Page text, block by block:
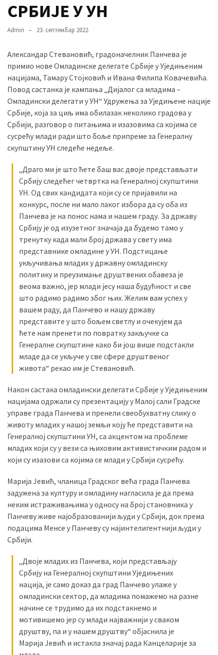
MOST
CATEGORIES
Вести
(901)
Вршац
(872)
Пландиште
Uncategorized
Панчево
Чланци
Црква
(140)
СРБИЈЕ У УН
Admin 23. септембар 2022.
Александар Стевановић, градоначелник Панчева је
примио нове Омладинске делегате Србије у Уједињеним
нацијама, Тамару Стојковић и Ивана Филипа Ковачевића.
Повод састанка је кампања „Дијалог са младима –
Омладински делегати у УН“ Удружења за Уједињене нације
Србије, која за циљ има обилазак неколико градова у
Србији, разговор о питањима и изазовима са којима се
сусрећу млади ради што боље припреме за Генералну
скупштину УН следеће недеље.
„Драго ми је што ћете баш вас двоје представљати
Србију следећег четвртка на Генералној скупштини
УН. Од свих кандидата који су се пријавили на
конкурс, после ни мало лаког избора да су оба из
Панчева је на понос нама и нашем граду. За државу
Србију је од изузетног значаја да будемо тамо у
тренутку када мали број држава у свету има
представнике омладине у УН. Подстицање
укључивања младих у државну омладинску
политику и преузимање друштвених обавеза је
веома важно, јер млади јесу наша будућност и све
што радимо радимо због њих. Желим вам успех у
вашем раду, да Панчево и нашу државу
представите у што бољем светлу и очекујем да
ћете нам пренети по повратку закључке са
Генералне скупштине како би још више подстакли
младе да се укључе у све сфере друштвеног
живота“ рекао им је Стевановић.
Након састака омладински делегати Србије у Уједињеним
нацијама одржали су презентацију у Малој сали Градске
управе града Панчева и пренели свеобухватну слику о
животу младих у нашој земљи коју ће представити на
Генералној скупштини УН, са акцентом на проблеме
младих који су у вези са њиховим активистичким радом и
који су изазови са којима се млади у Србији сусрећу.
Марија Јевић, чланица Градског већа града Панчева
задужена за културу и омладину нагласила је да према
неким истраживањима у односу на број становника у
Панчеву живе најобразованији људи у Србији, док према
подацима Менсе у Панчеву су најинтелигентнији људи у
Србији.
„Двоје младих из Панчева, који представљају
Србију на Генералној скупштини Уједињених
нација, је само доказ да град Панчево улаже у
омладински сектор, да младима помажемо на разне
начине се трудимо да их подстакнемо и
мотивишемо јер су млади најважнији у сваком
друштву, па и у нашем друштву“ објаснила је
Марија Јевић и истакла значај рада Канцеларије за